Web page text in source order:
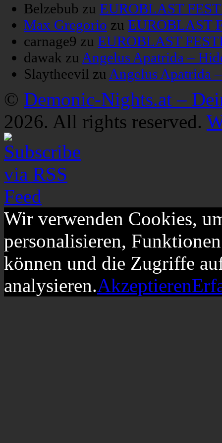
Belzebub zu EUROBLAST
Max Gregorio zu EUROBLAST
carnage9 zu EUROBLAST
dawak zu Angelus Apatrida –
Slaytheevil zu Angelus Apatrida
© Demonic-Nights.at –
2026. All rights reserved.
Wir verwenden Cookies,
personalisieren,
können und die Zugriffe
analysieren.Akzeptieren